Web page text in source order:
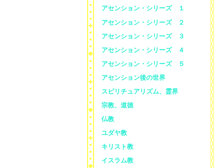
アセンション・シリーズ １
アセンション・シリーズ ２
アセンション・シリーズ ３
アセンション・シリーズ ４
アセンション・シリーズ ５
アセンション後の世界
スピリチュアリズム、霊界
宗教、道徳
仏教
ユダヤ教
キリスト教
イスラム教